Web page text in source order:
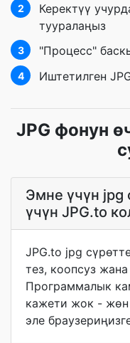
2
Керектүү
тууралаңыз
3 "Процесс"
4 Иштетилген
JPG фонун
Эмне үчүн jpg
үчүн JPG.to
JPG.to jpg
тез, коопсуз
Программалык
кажети жок - жөн
эле